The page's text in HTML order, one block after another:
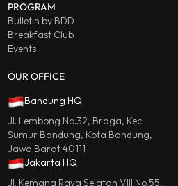
PROGRAM
Bulletin by BDD
Breakfast Club
Events
OUR OFFICE
Bandung HQ
Jl. Lembong No.32, Braga, Kec.
Sumur Bandung, Kota Bandung,
Jawa Barat 40111
Jakarta HQ
Jl. Kemang Raya Selatan VIII No.55,